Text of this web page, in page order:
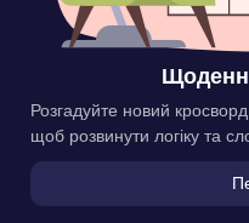
Розгадуйте новий
щоб розвинути логіку та